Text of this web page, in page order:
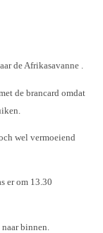
de Afrikasavanne .
de brancard omdat
wel vermoeiend
er om 13.30
binnen.